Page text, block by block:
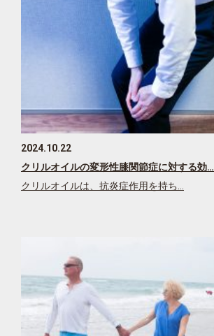
2024.10.22
クリルオイルの変形性膝関節症に対する効…
クリルオイルは、抗炎症作用を持ち…